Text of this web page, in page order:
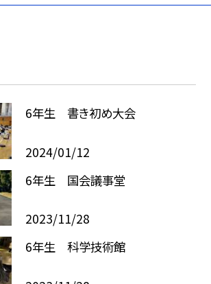
6年生 書き初め大会
2024/01/12
6年生 国会議事堂
2023/11/28
6年生 科学技術館